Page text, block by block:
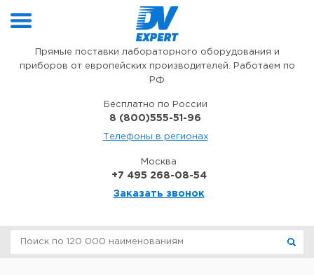
Прямые поставки лабораторного оборудования и
приборов от европейских производителей. Работаем по
РФ
Бесплатно по России
8 (800)555-51-96
Телефоны в регионах
Москва
+7 495 268-08-54
Заказать звонок